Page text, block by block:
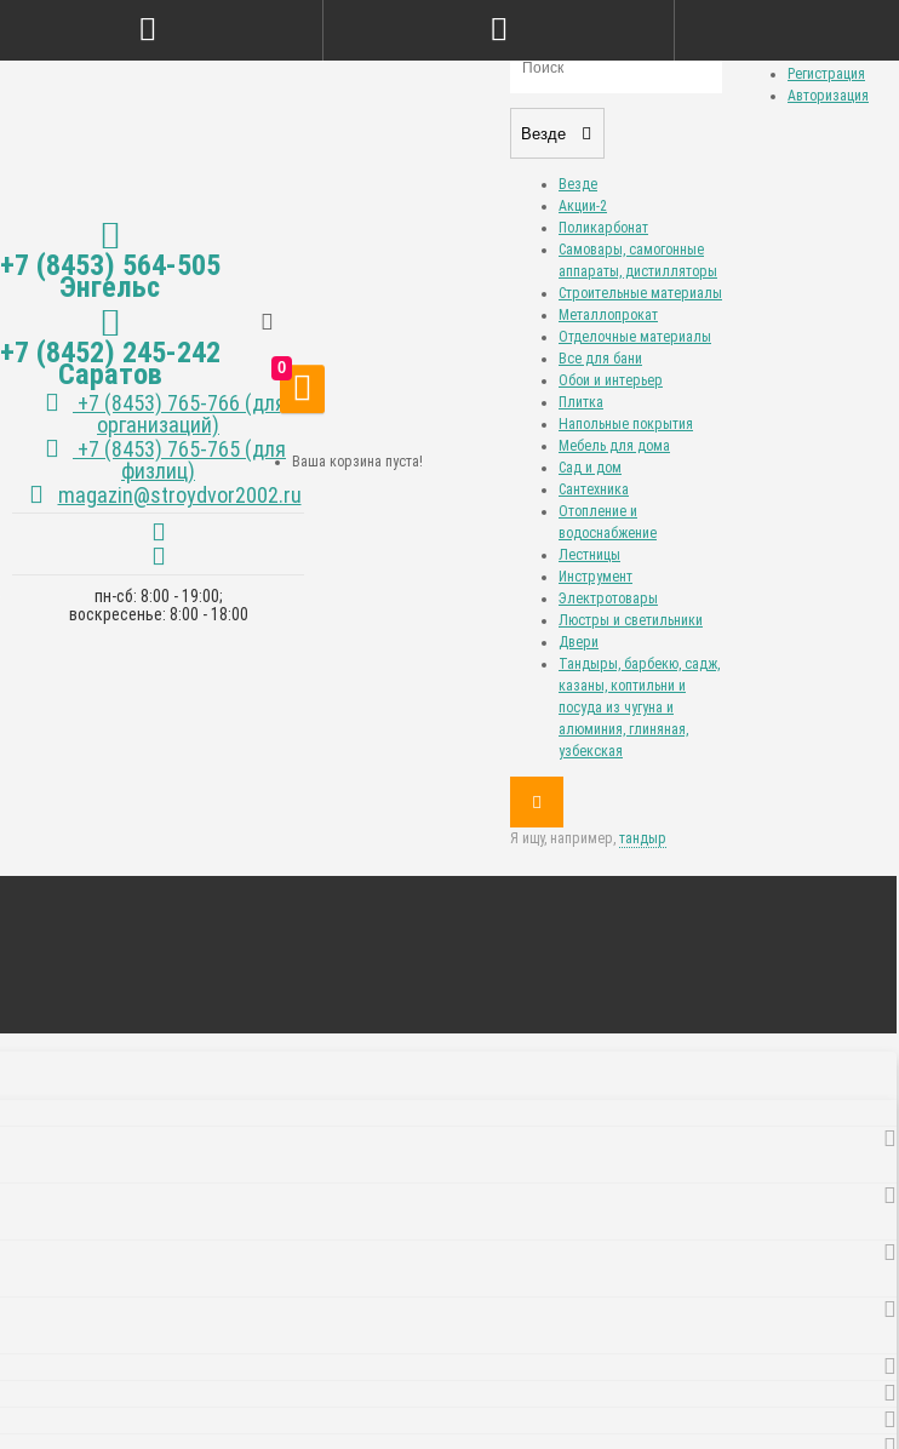
Регистрация
Авторизация
Сравнение товаров (0)
+7 (8453) 564-505
Энгельс
+7 (8452) 245-242
Саратов
+7 (8453) 765-766 (для
организаций)
+7 (8453) 765-765 (для
физлиц)
magazin@stroydvor2002.ru
пн-сб: 8:00 - 19:00;
воскресенье: 8:00 - 18:00
0
Ваша корзина пуста!
Везде
Везде
Акции-2
Поликарбонат
Самовары, самогонные
аппараты, дистилляторы
Строительные материалы
Металлопрокат
Отделочные материалы
Все для бани
Обои и интерьер
Плитка
Напольные покрытия
Мебель для дома
Сад и дом
Сантехника
Отопление и
водоснабжение
Лестницы
Инструмент
Электротовары
Люстры и светильники
Двери
Тандыры, барбекю, садж,
казаны, коптильни и
посуда из чугуна и
алюминия, глиняная,
узбекская
Я ищу, например, тандыр